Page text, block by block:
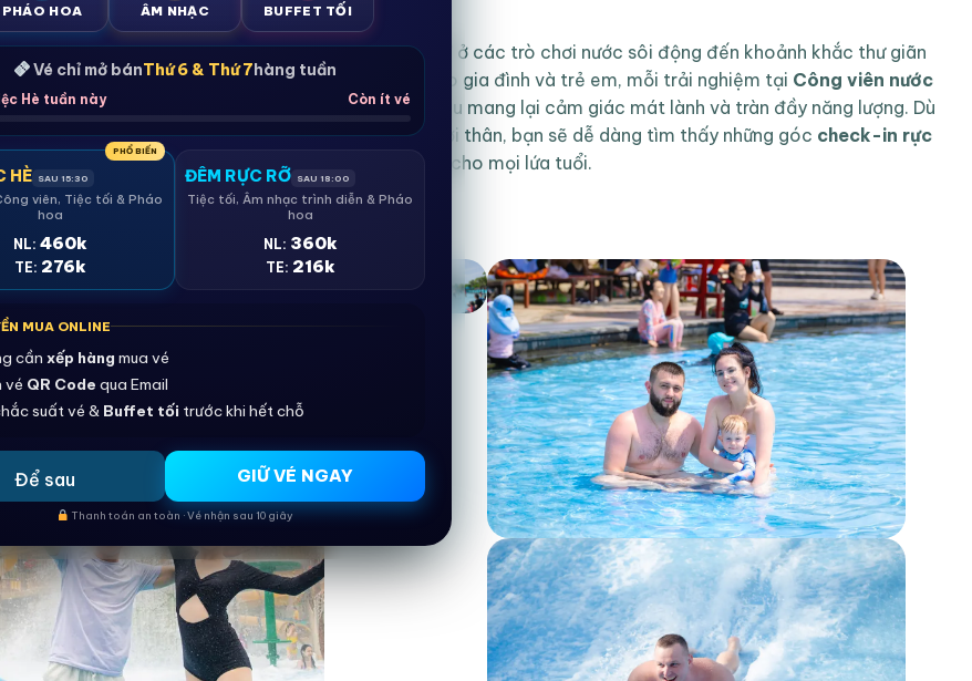
ảnh
nhấttại
Từ những phút “bùng nổ” ở các trò chơi nước sôi động đến khoảnh khắc thư giãn
tại khu vui chơi dành cho gia đình và trẻ em, mỗi trải nghiệm tại Công viên nước
SunWorld Vũng Tàu
đều mang lại cảm giác mát lành và tràn đầy năng lượng. Dù
đi cùng bạn bè hay người thân, bạn sẽ dễ dàng tìm thấy những góc check-in rực
rỡ
và kỷ niệm đáng nhớ cho mọi lứa tuổi.
PHÁO HOA ÂM NHẠC BUFFET TỐI
Vé chỉ mở bánThứ 6 & Thứ 7hàng tuần
Hè tuần này Còn ít vé
PHỔ BIẾN
HÈ SAU 15:30
viên, Tiệc tối & Pháo
hoa
NL: 460k
TE: 276k
ĐÊM RỰC RỠ SAU 18:00
Tiệc tối, Âm nhạc trình diễn & Pháo
hoa
NL: 360k
TE: 216k
MUA ONLINE
cần xếp hàng mua vé
vé QR Code qua Email
suất vé & Buffet tối trước khi hết chỗ
Để sau GIỮ VÉ NGAY
Thanh toán an toàn · Vé nhận sau 10 giây